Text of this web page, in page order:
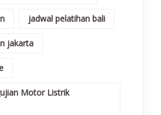
jadwal pelatihan bali
jakarta
Motor Listrik